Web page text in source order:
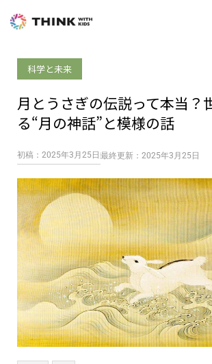
科学と未来
月とうさぎの伝説って本当？
る“月の神話”と模様の話
初稿：2025年3月25日 最終更新：2025年3月25日